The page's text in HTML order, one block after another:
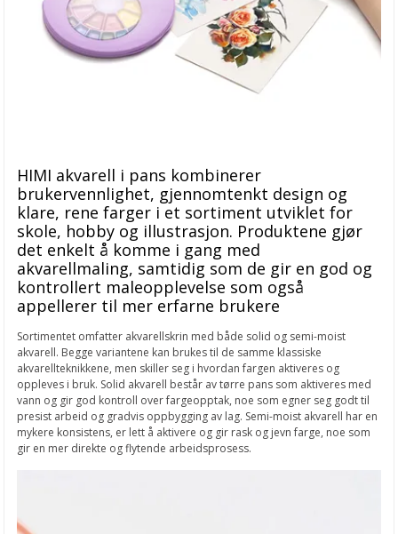
HIMI akvarell i pans kombinerer
brukervennlighet, gjennomtenkt design og
klare, rene farger i et sortiment utviklet for
skole, hobby og illustrasjon. Produktene gjør
det enkelt å komme i gang med
akvarellmaling, samtidig som de gir en god og
kontrollert maleopplevelse som også
appellerer til mer erfarne brukere
Sortimentet omfatter akvarellskrin med både solid og semi-moist
akvarell. Begge variantene kan brukes til de samme klassiske
akvarellteknikkene, men skiller seg i hvordan fargen aktiveres og
oppleves i bruk. Solid akvarell består av tørre pans som aktiveres med
vann og gir god kontroll over fargeopptak, noe som egner seg godt til
presist arbeid og gradvis oppbygging av lag. Semi-moist akvarell har en
mykere konsistens, er lett å aktivere og gir rask og jevn farge, noe som
gir en mer direkte og flytende arbeidsprosess.